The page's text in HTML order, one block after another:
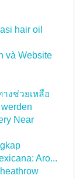
hair oil
và Website
งช่วยเหลือ
Near
Aro...